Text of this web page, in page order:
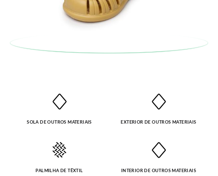
SOLA DE OUTROS MATERIAIS EXTERIOR DE OUTROS MATERIAIS
PALMILHA DE TÊXTIL INTERIOR DE OUTROS MATERIAIS